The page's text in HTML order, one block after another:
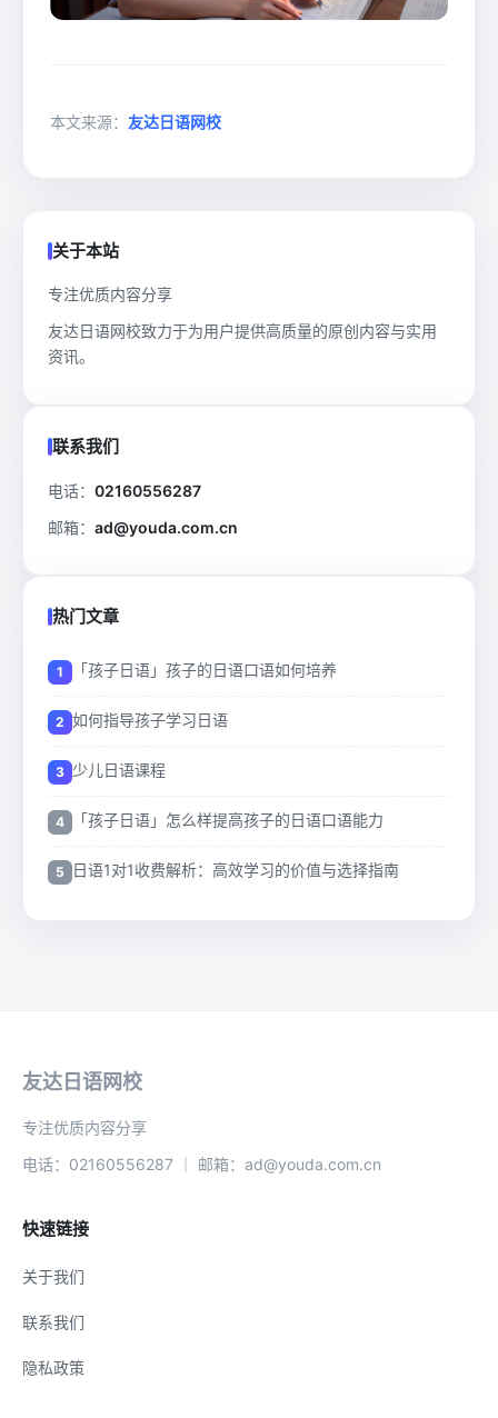
本文来源： 友达日语网校
关于本站
专注优质内容分享
友达日语网校致力于为用户提供高质量的原创内容与实用
资讯。
联系我们
电话： 02160556287
邮箱： ad@youda.com.cn
热门文章
「孩子日语」孩子的日语口语如何培养
如何指导孩子学习日语
少儿日语课程
「孩子日语」怎么样提高孩子的日语口语能力
日语1对1收费解析：高效学习的价值与选择指南
友达日语网校
专注优质内容分享
电话：02160556287 ｜ 邮箱：ad@youda.com.cn
快速链接
关于我们
联系我们
隐私政策